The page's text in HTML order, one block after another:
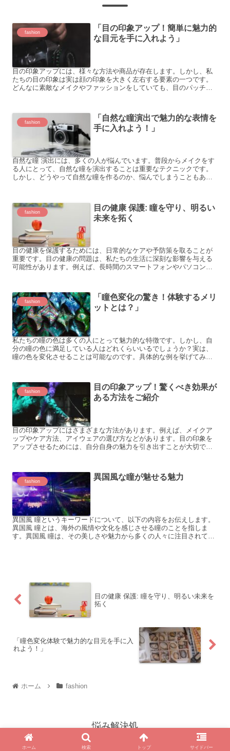
fashion
「目の印象アップ！簡単に魅力的
な目元を手に入れよう」
目の印象アップには、様々な方法や商品が存在します。しかし、私
たちの目の印象は実は顔の印象を大きく左右する要素の一つです。
どんなに素敵なメイクやファッションをしていても、目のパッチリ
fashion
「自然な瞳演出で魅力的な表情を
手に入れよう！」
自然な瞳 演出には、多くの人が悩んでいます。普段からメイクをす
る人にとって、自然な瞳を演出することは重要なテクニックです。
しかし、どうやって自然な瞳を作るのか、悩んでしまうこともある
fashion
目の健康 保護: 瞳を守り、明るい
未来を拓く
目の健康を保護するためには、日常的なケアや予防策を取ることが
重要です。目の健康の問題は、私たちの生活に深刻な影響を与える
可能性があります。例えば、長時間のスマートフォンやパソコンの
fashion
「瞳色変化の驚き！体験するメリ
ットとは？」
私たちの瞳の色は多くの人にとって魅力的な特徴です。しかし、自
分の瞳の色に満足している人はどれくらいいるでしょうか？実は、
瞳の色を変化させることは可能なのです。具体的な例を挙げてみま
fashion
目の印象アップ！驚くべき効果が
ある方法をご紹介
目の印象アップにはさまざまな方法があります。例えば、メイクア
ップやケア方法、アイウェアの選び方などがあります。目の印象を
アップさせるためには、自分自身の魅力を引き出すことが大切で
fashion 異国風な瞳が魅せる魅力
異国風 瞳というキーワードについて、以下の内容をお伝えします。
異国風 瞳とは、海外の風情や文化を感じさせる瞳のことを指しま
す。異国風 瞳は、その美しさや魅力から多くの人々に注目されてい
目の健康 保護: 瞳を守り、明るい未来を
拓く
「瞳色変化体験で魅力的な目元を手に入
れよう！」
ホーム fashion
悩み解決処
© 2023 悩み解決処.
ホーム 検索 トップ サイドバー